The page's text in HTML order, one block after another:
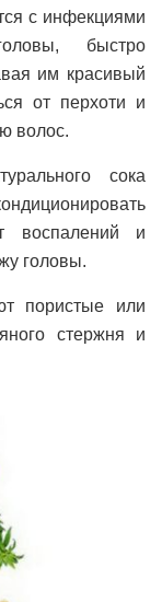
с инфекциями
быстро
им красивый
от перхоти и
волос.
сока
воспалений и
головы.
пористые или
стержня и